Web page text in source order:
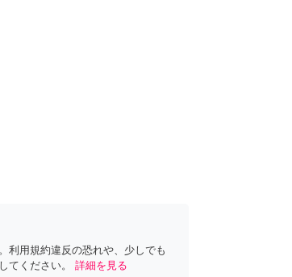
利用規約違反の恐れや、少しでも
てください。
詳細を見る